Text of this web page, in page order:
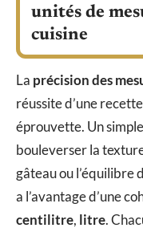
unités de
cuisine
La précision des
réussite d’une
éprouvette. Un
bouleverser la
gâteau ou l’équilibre
a l’avantage d’une
centilitre, litre.